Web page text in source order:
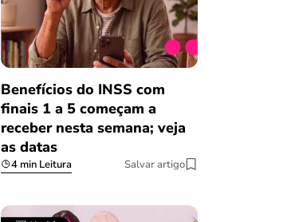
Benefícios do INSS com
finais 1 a 5 começam a
receber nesta semana; veja
as datas
4 min Leitura Salvar artigo